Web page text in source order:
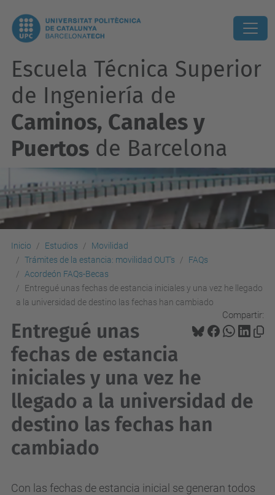
Escuela Técnica Superior
de Ingeniería de
Caminos, Canales y
Puertos de Barcelona
Inicio Estudios
Movilidad
Trámites de la estancia: movilidad OUT's
FAQs
Acordeón FAQs-Becas
Entregué unas fechas de estancia iniciales y una vez he llegado
a la universidad de destino las fechas han cambiado
Compartir:
Entregué unas
fechas de estancia
iniciales y una vez he
llegado a la universidad de
destino las fechas han
cambiado
Con las fechas de estancia inicial se generan todos